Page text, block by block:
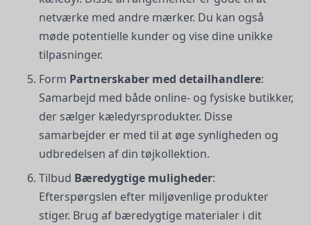
netværke med andre mærker. Du kan også
møde potentielle kunder og vise dine unikke
tilpasninger.
Form Partnerskaber med detailhandlere:
Samarbejd med både online- og fysiske butikker,
der sælger kæledyrsprodukter. Disse
samarbejder er med til at øge synligheden og
udbredelsen af din tøjkollektion.
Tilbud Bæredygtige muligheder:
Efterspørgslen efter miljøvenlige produkter
stiger. Brug af bæredygtige materialer i dit